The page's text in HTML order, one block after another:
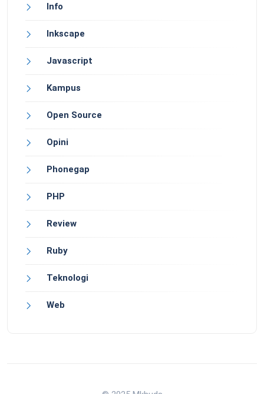
Info
Inkscape
Javascript
Kampus
Open Source
Opini
Phonegap
PHP
Review
Ruby
Teknologi
Web